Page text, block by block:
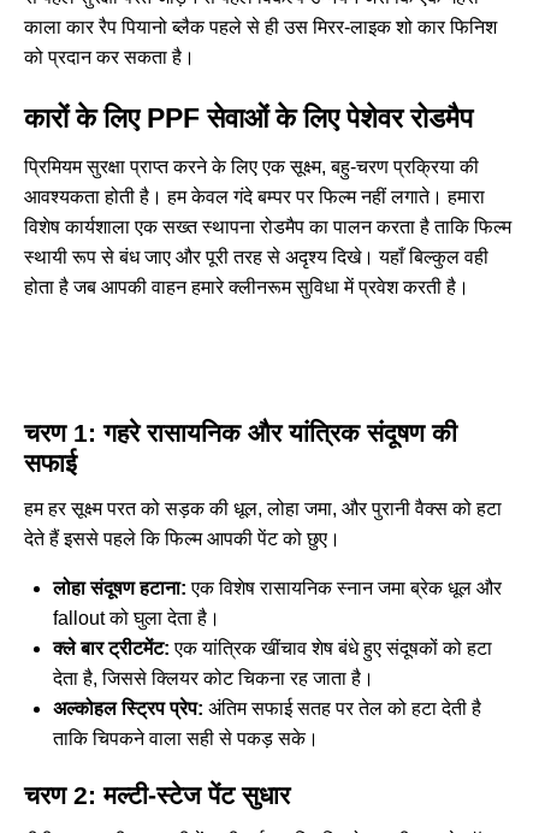
काला कार रैप पियानो ब्लैकपहले से ही उस मिरर-लाइक शो कार फिनिश
को प्रदान कर सकता है।
कारों के लिए PPF सेवाओं के लिए पेशेवर रोडमैप
प्रिमियम सुरक्षा प्राप्त करने के लिए एक सूक्ष्म, बहु-चरण प्रक्रिया की
आवश्यकता होती है। हम केवल गंदे बम्पर पर फिल्म नहीं लगाते। हमारा
विशेष कार्यशाला एक सख्त स्थापना रोडमैप का पालन करता है ताकि फिल्म
स्थायी रूप से बंध जाए और पूरी तरह से अदृश्य दिखे। यहाँ बिल्कुल वही
होता है जब आपकी वाहन हमारे क्लीनरूम सुविधा में प्रवेश करती है।
चरण 1: गहरे रासायनिक और यांत्रिक संदूषण की
सफाई
हम हर सूक्ष्म परत को सड़क की धूल, लोहा जमा, और पुरानी वैक्स को हटा
देते हैं इससे पहले कि फिल्म आपकी पेंट को छुए।
लोहा संदूषण हटाना: एक विशेष रासायनिक स्नान जमा ब्रेक धूल और
fallout को घुला देता है।
क्ले बार ट्रीटमेंट: एक यांत्रिक खींचाव शेष बंधे हुए संदूषकों को हटा
देता है, जिससे क्लियर कोट चिकना रह जाता है।
अल्कोहल स्ट्रिप प्रेप: अंतिम सफाई सतह पर तेल को हटा देती है
ताकि चिपकने वाला सही से पकड़ सके।
चरण 2: मल्टी-स्टेज पेंट सुधार